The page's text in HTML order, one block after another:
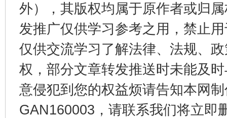
外），其版权均属于原作者或归
发推广仅供学习参考之用，禁止
仅供交流学习了解法律、法规、
权，部分文章转发推送时未能及
意侵犯到您的权益烦请告知本网
GAN160003，请联系我们将立即
东山县通报“牛蛙产品抗生素超标问题” 法